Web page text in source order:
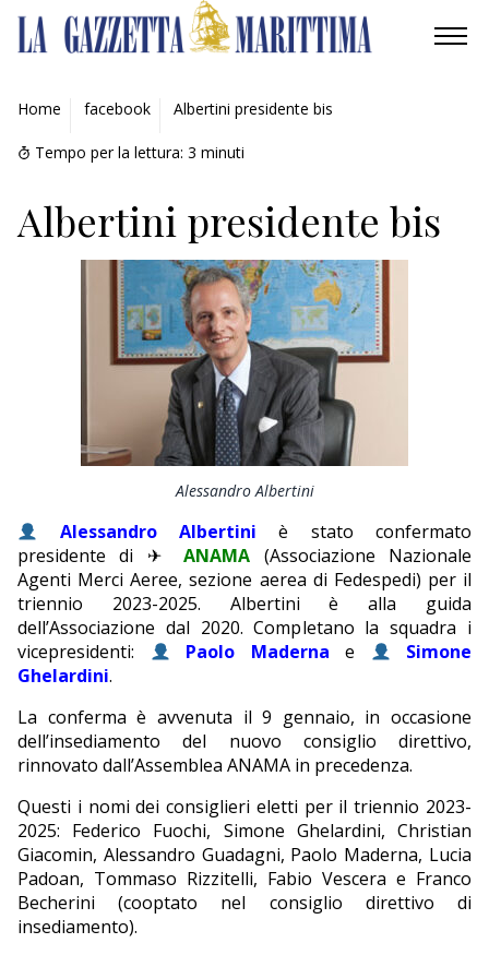
AMBIENTE
MOBILITÀ
INDUSTRIA
RICERCA
NAUTICA
EDITORIALI
Home facebook Albertini presidente bis
Tempo per la lettura: 3 minuti
Albertini presidente bis
Alessandro Albertini
Alessandro Albertini è stato confermato
presidente di ✈ANAMA (Associazione Nazionale
Agenti Merci Aeree, sezione aerea di Fedespedi) per il
triennio 2023-2025. Albertini è alla guida
dell’Associazione dal 2020. Completano la squadra i
vicepresidenti:
Paolo Maderna e
Simone
Ghelardini.
La conferma è avvenuta il 9 gennaio, in occasione
dell’insediamento del nuovo consiglio direttivo,
rinnovato dall’Assemblea ANAMA in precedenza.
Questi i nomi dei consiglieri eletti per il triennio 2023-
2025: Federico Fuochi, Simone Ghelardini, Christian
Giacomin, Alessandro Guadagni, Paolo Maderna, Lucia
Padoan, Tommaso Rizzitelli, Fabio Vescera e Franco
Becherini (cooptato nel consiglio direttivo di
insediamento).